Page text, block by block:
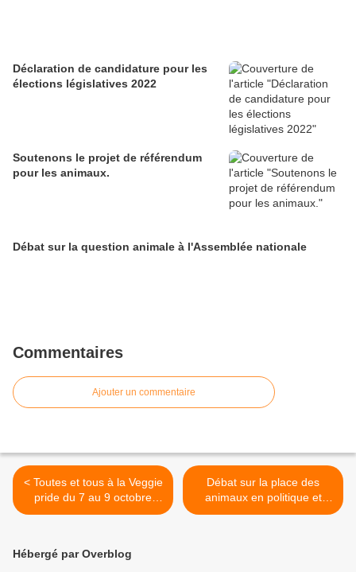
Déclaration de candidature pour les
élections législatives 2022
Soutenons le projet de référendum
pour les animaux.
Débat sur la question animale à l'Assemblée nationale
Commentaires
Ajouter un commentaire
< Toutes et tous à la Veggie
pride du 7 au 9 octobre
2016
Débat sur la place des
animaux en politique et
dans le débat public >
Hébergé par Overblog